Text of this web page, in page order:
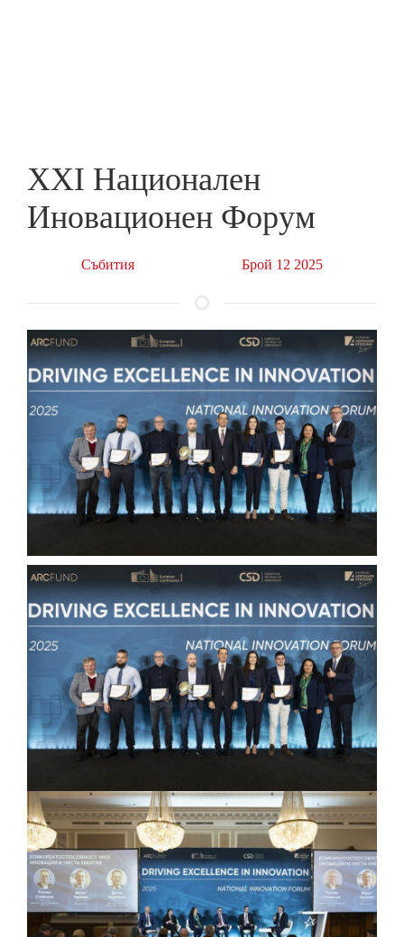
XXI Национален
Иновационен Форум
Събития Брой 12 2025